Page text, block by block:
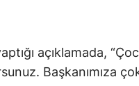
açıklamada,
Başkanımıza